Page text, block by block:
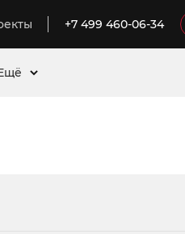
+7 499 460-06-34